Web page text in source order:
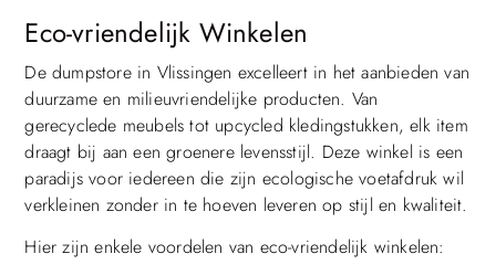
Eco-vriendelijk Winkelen
De dumpstore in Vlissingen excelleert in het aanbieden van
duurzame en milieuvriendelijke producten. Van
gerecyclede meubels tot upcycled kledingstukken, elk item
draagt bij aan een groenere levensstijl. Deze winkel is een
paradijs voor iedereen die zijn ecologische voetafdruk wil
verkleinen zonder in te hoeven leveren op stijl en kwaliteit.
Hier zijn enkele voordelen van eco-vriendelijk winkelen: